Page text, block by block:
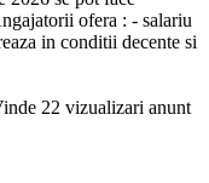
ofera : - salariu
in conditii decente si
22 vizualizari anunt